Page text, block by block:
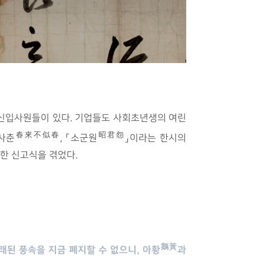
사원들이 있다. 기업들도 사회초년생의 여린
춘 春來不似春 , 「소군원 昭君怨 」이라는 한시의
신고식을 겪었다.
된 풍속을 지금 폐지할 수 없으니, 아황鵝黃과